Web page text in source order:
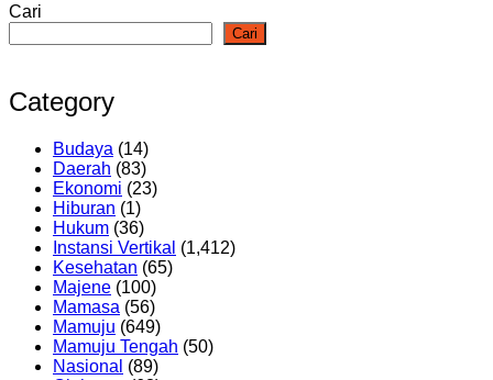
Cari
Cari
Category
Budaya (14)
Daerah (83)
Ekonomi (23)
Hiburan (1)
Hukum (36)
Instansi Vertikal (1,412)
Kesehatan (65)
Majene (100)
Mamasa (56)
Mamuju (649)
Mamuju Tengah (50)
Nasional (89)